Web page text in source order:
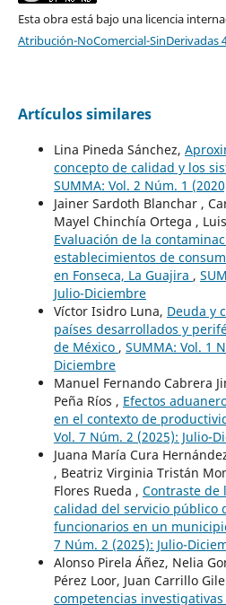
Esta obra está bajo una licencia
Atribución-NoComercial-SinDerivadas
Artículos similares
Lina Pineda Sánchez,
concepto de calidad y los
SUMMA: Vol. 2 Núm. 1
Jainer Sardoth Blanchar ,
Mayel Chinchía Ortega ,
Evaluación de la
establecimientos de
en Fonseca, La Guajira ,
Julio-Diciembre
Víctor Isidro Luna, Deuda y
países desarrollados y
de México , SUMMA: Vol. 1
Diciembre
Manuel Fernando Cabrera
Peña Ríos , Efectos
en el contexto de
Vol. 7 Núm. 2 (2025): Julio-
Juana María Cura
, Beatriz Virginia Tristán
Flores Rueda , Contraste de
calidad del servicio público
funcionarios en un
7 Núm. 2 (2025): Julio-
Alonso Pirela Áñez, Nelia
Pérez Loor, Juan Carrillo
competencias